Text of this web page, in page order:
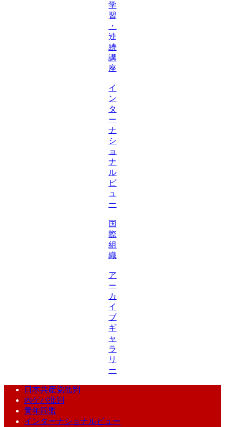
学
習
・
連
続
講
座
イ
ン
タ
ー
ナ
シ
ョ
ナ
ル
ビ
ュ
ー
国
際
組
織
ア
ー
カ
イ
ブ
ギ
ャ
ラ
リ
ー
日本共産党批判
内ゲバ批判
青年同盟
インターナショナルビュー